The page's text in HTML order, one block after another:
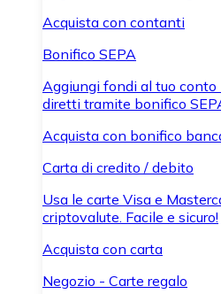
Acquista con contanti
Bonifico SEPA
Aggiungi fondi al tuo
diretti tramite bonifico
Acquista con bonifico
Carta di credito / debito
Usa le carte Visa e
criptovalute. Facile e sicuro!
Acquista con carta
Negozio - Carte regalo